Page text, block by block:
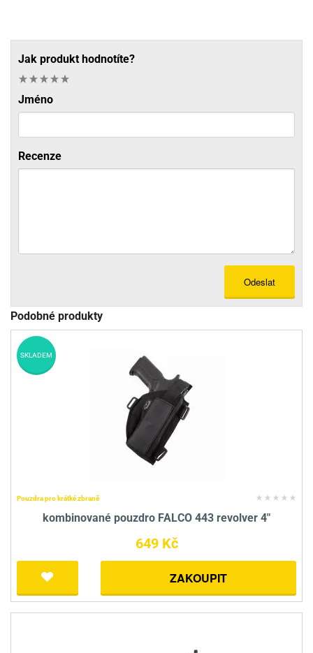
Jak produkt hodnotíte?
Jméno
Recenze
Odeslat
Podobné produkty
Pouzdra pro krátké zbraně
kombinované pouzdro FALCO 443 revolver 4"
649 Kč
ZAKOUPIT
SKLADEM